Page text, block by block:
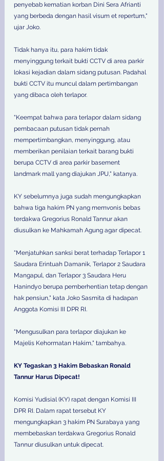
penyebab kematian korban Dini Sera Afrianti
yang berbeda dengan hasil visum et repertum,"
ujar Joko.
Tidak hanya itu, para hakim tidak
menyinggung terkait bukti CCTV di area parkir
lokasi kejadian dalam sidang putusan. Padahal
bukti CCTV itu muncul dalam pertimbangan
yang dibaca oleh terlapor.
"Keempat bahwa para terlapor dalam sidang
pembacaan putusan tidak pernah
mempertimbangkan, menyinggung, atau
memberikan penilaian terkait barang bukti
berupa CCTV di area parkir basement
landmark mall yang diajukan JPU," katanya.
KY sebelumnya juga sudah mengungkapkan
bahwa tiga hakim PN yang memvonis bebas
terdakwa Gregorius Ronald Tannur akan
diusulkan ke Mahkamah Agung agar dipecat.
"Menjatuhkan sanksi berat terhadap Terlapor 1
Saudara Erintuah Damanik, Terlapor 2 Saudara
Mangapul, dan Terlapor 3 Saudara Heru
Hanindyo berupa pemberhentian tetap dengan
hak pensiun," kata Joko Sasmita di hadapan
Anggota Komisi III DPR RI.
"Mengusulkan para terlapor diajukan ke
Majelis Kehormatan Hakim," tambahya.
KY Tegaskan 3 Hakim Bebaskan Ronald
Tannur Harus Dipecat!
Komisi Yudisial (KY) rapat dengan Komisi III
DPR RI. Dalam rapat tersebut KY
mengungkapkan 3 hakim PN Surabaya yang
membebaskan terdakwa Gregorius Ronald
Tannur diusulkan untuk dipecat.